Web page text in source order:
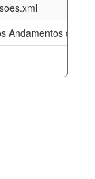
Andamentos de
06-08-
06-08-